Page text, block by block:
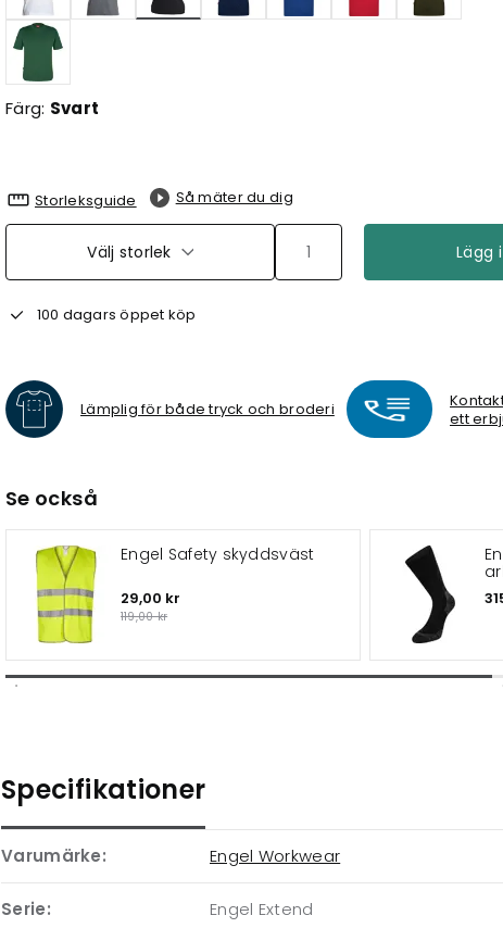
Valda
Färg: Svart
Storleksguide Så mäter du dig
Välj storlek Lägg
100 dagars öppet köp
Lämplig för både tryck och broderi
ett
Se också
Engel Safety skyddsväst
29,00 kr
119,00 kr
Specifikationer
Varumärke: Engel Workwear
Serie: Engel Extend